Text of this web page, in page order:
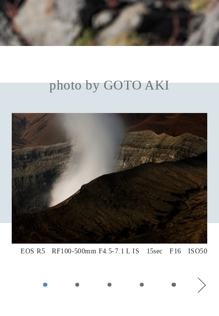
photo by GOTO AKI
EOS R5 RF100-500mm F4.5-7.1 L IS 15sec F16 ISO50